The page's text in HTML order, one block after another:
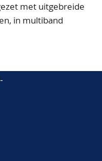
met uitgebreide
in multiband